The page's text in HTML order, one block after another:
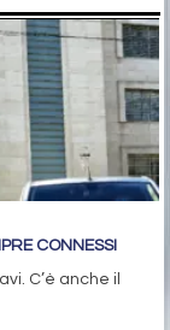
CONNESSI
C’è anche il